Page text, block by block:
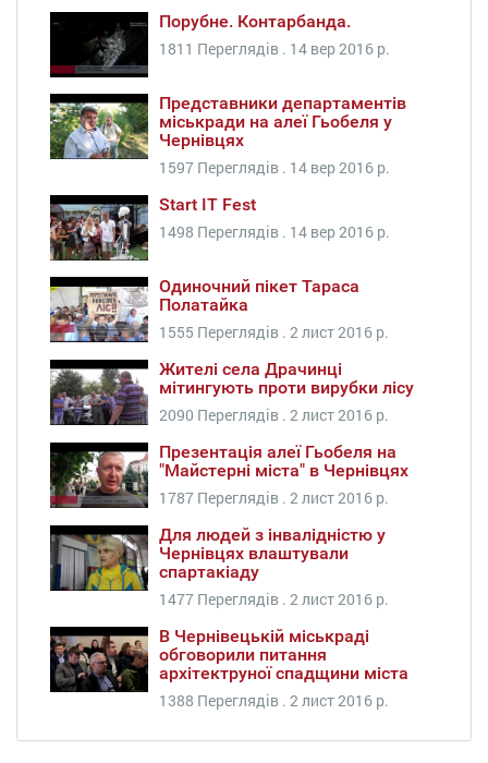
Порубне. Контарбанда.
1811 Переглядів . 14 вер 2016 р.
Представники департаментів
міськради на алеї Гьобеля у
Чернівцях
1597 Переглядів . 14 вер 2016 р.
Start IT Fest
1498 Переглядів . 14 вер 2016 р.
Одиночний пікет Тараса
Полатайка
1555 Переглядів . 2 лист 2016 р.
Жителі села Драчинці
мітингують проти вирубки лісу
2090 Переглядів . 2 лист 2016 р.
Презентація алеї Гьобеля на
"Майстерні міста" в Чернівцях
1787 Переглядів . 2 лист 2016 р.
Для людей з інвалідністю у
Чернівцях влаштували
спартакіаду
1477 Переглядів . 2 лист 2016 р.
В Чернівецькій міськраді
обговорили питання
архітектруної спадщини міста
1388 Переглядів . 2 лист 2016 р.